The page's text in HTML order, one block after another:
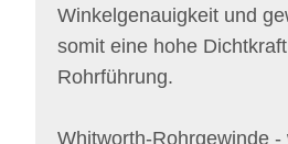
Winkelgenauigkeit und
somit eine hohe
Rohrführung.
Whitworth-Rohrgewinde -